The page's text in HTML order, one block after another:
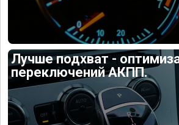
Лучше подхват -
переключений АКПП.